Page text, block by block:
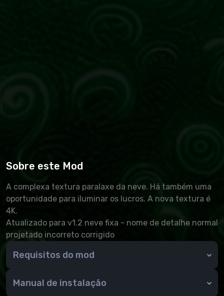
Sobre este Mod
A complexa textura paralaxe da neve. Há também uma
oportunidade para iluminar os lucros. A nova textura é
4K.
Atualizado para v1.2 neve fixa - nome de detalhe normal
projetado incorreto corrigido
Requisitos do mod
Biblioteca de endereços para plug-ins do SKSE
Revolução de movimento de animação
Manual de instalação